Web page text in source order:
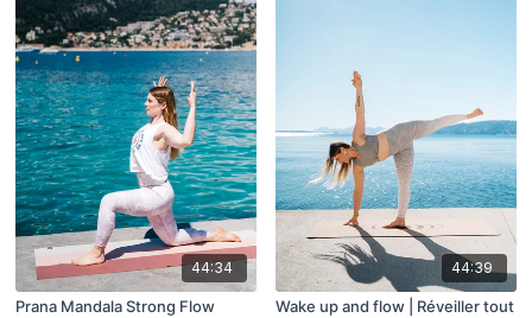
44:34
Prana Mandala Strong Flow
44:39
Wake up and flow | Réveiller tout